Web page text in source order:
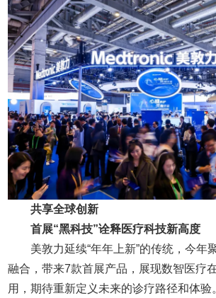
共享全球创新
首展“黑科技”诠释医疗科技新高度
美敦力延续“年年上新”的传统，今年
融合，带来7款首展产品，展现数智医疗
用，期待重新定义未来的诊疗路径和体验